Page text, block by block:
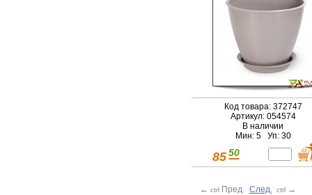
Код товара: 372747
Артикул: 054574
В наличии
Мин: 5 Уп: 30
85 50
← ctrl Пред. След. ctrl →